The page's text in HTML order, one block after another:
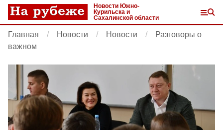
Новости Южно-
Курильска и
Сахалинской области
Главная Новости Новости
Разговоры о
важном